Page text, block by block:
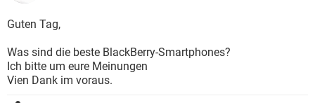
FACEBOOK
WHATSAPP
ANDROID
WINDOWS 10
WHATSAPP TIKTOK
FACEBOOK
SPIELE
WINDOWS 10
Guten Tag,
Was sind die beste BlackBerry-Smartphones?
Ich bitte um eure Meinungen
Vien Dank im voraus.